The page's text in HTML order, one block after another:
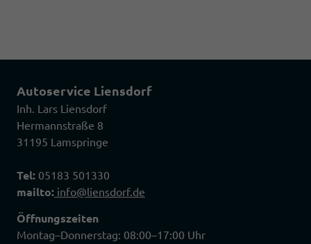
Autoservice Liensdorf
Inh. Lars Liensdorf
Hermannstraße 8
31195 Lamspringe
Tel: 05183 501330
mailto: info@liensdorf.de
Öffnungszeiten
Montag–Donnerstag: 08:00–17:00 Uhr